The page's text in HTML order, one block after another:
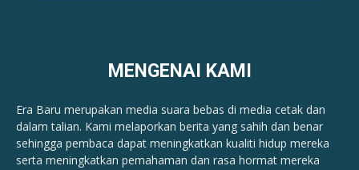
MENGENAI KAMI
Era Baru merupakan media suara bebas di media cetak dan
dalam talian. Kami melaporkan berita yang sahih dan benar ​​
sehingga pembaca dapat meningkatkan kualiti hidup mereka
serta meningkatkan pemahaman dan rasa hormat mereka